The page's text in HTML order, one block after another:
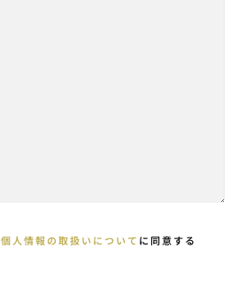
個人情報の取扱いについて に同意する